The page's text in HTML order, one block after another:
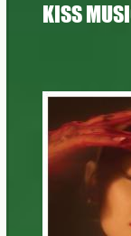
ΚISS
a.jpg